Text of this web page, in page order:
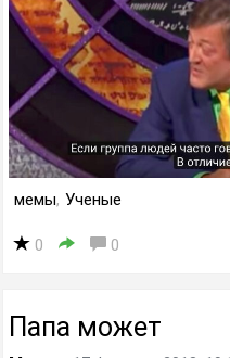
мемы, Ученые
0 0
Папа может